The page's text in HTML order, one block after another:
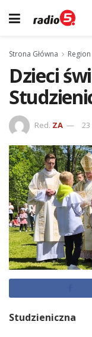
Strona Główna Region
Dzieci
Red. ZA
Studzieniczna